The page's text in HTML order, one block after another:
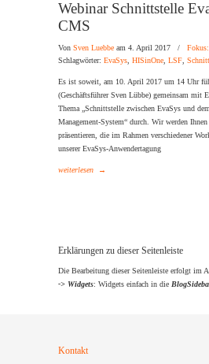
Webinar Schnittstelle
CMS
Von Sven Luebbe am 4. April 2017 /
Schlagwörter: EvaSys, HISinOne, LSF,
Es ist soweit, am 10. April 2017 um 14 Uhr
(Geschäftsführer Sven Lübbe) gemeinsam mit
Thema „Schnittstelle zwischen EvaSys und
Management-System“ durch. Wir werden
präsentieren, die im Rahmen verschiedener
unserer EvaSys-Anwendertagung
weiterlesen →
Erklärungen zu dieser Seitenleiste
Die Bearbeitung dieser Seitenleiste erfolgt im
-> Widgets: Widgets einfach in die
Kontakt